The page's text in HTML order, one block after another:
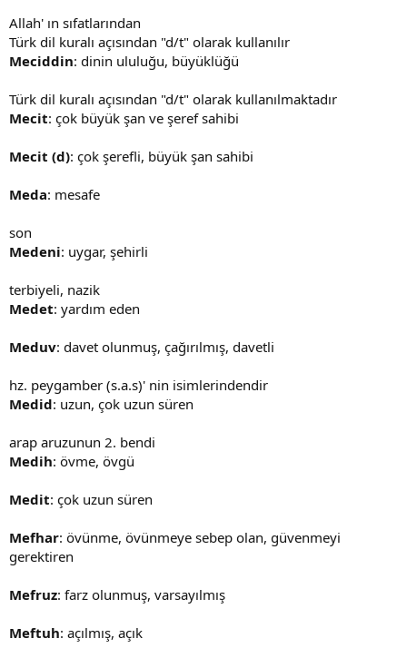
Allah' ın sıfatlarından
Türk dil kuralı açısından "d/t" olarak kullanılır
Meciddin: dinin ululuğu, büyüklüğü
Türk dil kuralı açısından "d/t" olarak kullanılmaktadır
Mecit: çok büyük şan ve şeref sahibi
Mecit (d): çok şerefli, büyük şan sahibi
Meda: mesafe
son
Medeni: uygar, şehirli
terbiyeli, nazik
Medet: yardım eden
Meduv: davet olunmuş, çağırılmış, davetli
hz. peygamber (s.a.s)' nin isimlerindendir
Medid: uzun, çok uzun süren
arap aruzunun 2. bendi
Medih: övme, övgü
Medit: çok uzun süren
Mefhar: övünme, övünmeye sebep olan, güvenmeyi
gerektiren
Mefruz: farz olunmuş, varsayılmış
Meftuh: açılmış, açık